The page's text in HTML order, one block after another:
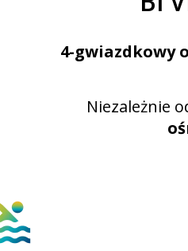
4-gwiazdkowy
Niezależnie